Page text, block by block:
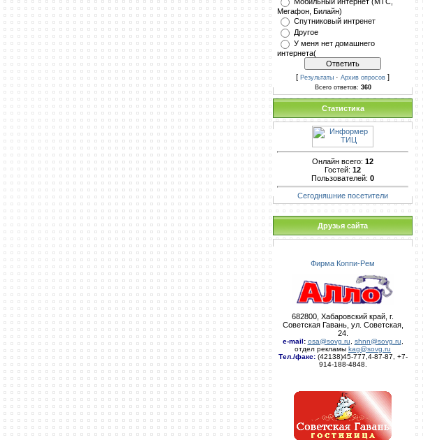
Мегафон, Билайн)
Спутниковый интренет
Другое
У меня нет домашнего
интернета(
[ Результаты · Архив опросов ]
Всего ответов: 360
Статистика
Онлайн всего: 12
Гостей: 12
Пользователей: 0
Сегодняшние посетители
Друзья сайта
Фирма Коппи-Рем
682800, Хабаровский край, г.
Советская Гавань, ул. Советская,
24.
e-mail: osa@sovg.ru shnn@sovg.ru
отдел рекламы kag@sovg.ru
Тел./факс:(42138)45-777,4-87-87, +7-
914-188-4848.